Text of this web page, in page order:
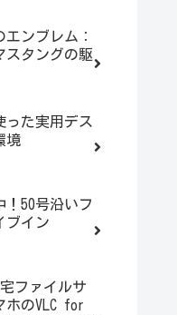
エンブレム：
スタングの駆
った実用デス
境
！50号沿いフ
ブイン
宅ファイルサ
ホのVLC for